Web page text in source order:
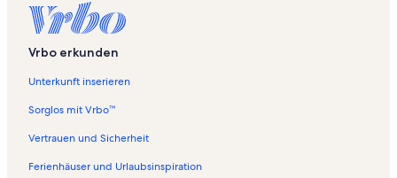
d
i
f
l
g
n
e
r
d
e
o
l
e
d
e
r
i
f
o
g
n
d
e
d
e
f
l
e
Vrbo erkunden
Unterkunft inserieren
Sorglos mit Vrbo™
Vertrauen und Sicherheit
Ferienhäuser und Urlaubsinspiration